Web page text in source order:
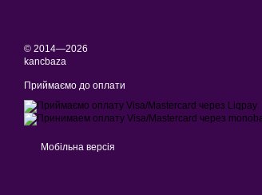
© 2014—2026
kancbaza
Приймаємо до оплати
Мобільна версія